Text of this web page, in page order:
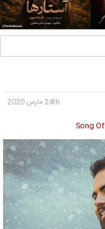
24th مارس 2020
Song Of